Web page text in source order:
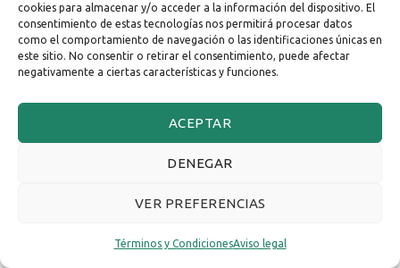
cookies para almacenar y/o acceder a la información del dispositivo. El
consentimiento de estas tecnologías nos permitirá procesar datos
como el comportamiento de navegación o las identificaciones únicas en
este sitio. No consentir o retirar el consentimiento, puede afectar
negativamente a ciertas características y funciones.
ACEPTAR
DENEGAR
VER PREFERENCIAS
Términos y CondicionesAviso legal